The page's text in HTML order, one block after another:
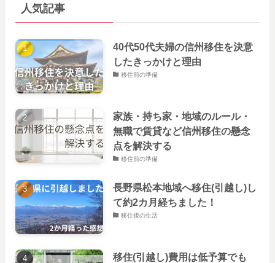
人気記事
40代50代夫婦の信州移住を決意
したきっかけと理由
移住前の準備
家族・持ち家・地域のルール・
無職で賃貸など信州移住の懸念
点を解決する
移住前の準備
長野県松本地域へ移住(引越し)し
て約2カ月経ちました！
移住後の生活
移住(引越し)費用は低予算でも